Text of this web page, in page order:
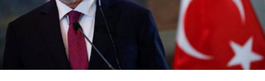
دې چارواکي زیاته کړې؛ امریکا به هغه مهال د ایران پر بندرونو سمندري محاصره لرې
کړي، چې د سوداګریزو بېړیو د بې‌خنډه تګ راتګ د بېرته پیلېدا هوکړه اعلان او ایران
خپلې ژمنې عملي کړي.
هرمز تنګی د نړۍ د تېلو او ګازو د لېږد اړینه سمندري لار ده.